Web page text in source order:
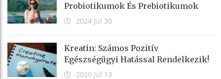
Probiotikumok És Prebiotikumok
2024 Júl 30
Kreatin: Számos Pozitív
Egészségügyi Hatással Rendelkezik!
2020 Júl 13